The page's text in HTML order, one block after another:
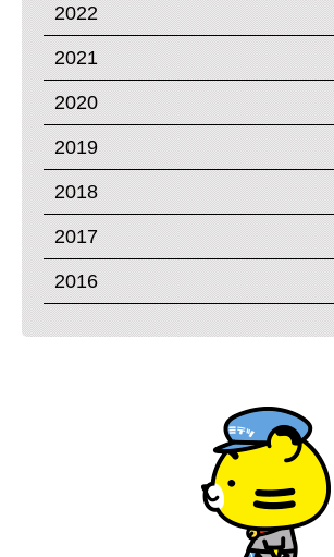
2022
2021
2020
2019
2018
2017
2016